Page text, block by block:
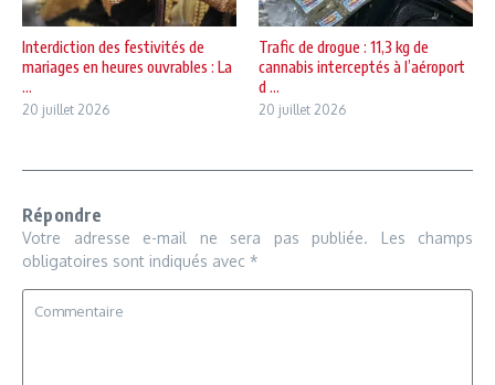
Interdiction des festivités de
mariages en heures ouvrables : La
...
20 juillet 2026
Trafic de drogue : 11,3 kg de
cannabis interceptés à l’aéroport
d ...
20 juillet 2026
Répondre
Votre adresse e-mail ne sera pas publiée.
Les champs
obligatoires sont indiqués avec *